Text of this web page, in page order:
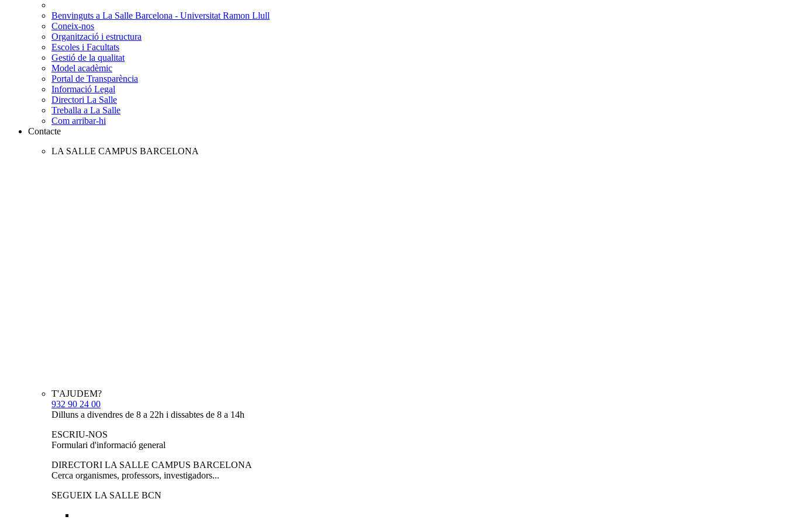
Benvinguts a La Salle Barcelona - Universitat Ramon Llull
Coneix-nos
Organització i estructura
Escoles i Facultats
Gestió de la qualitat
Model acadèmic
Portal de Transparència
Informació Legal
Directori La Salle
Treballa a La Salle
Com arribar-hi
Contacte
LA SALLE CAMPUS BARCELONA
T'AJUDEM?
932 90 24 00
Dilluns a divendres de 8 a 22h i dissabtes de 8 a 14h
ESCRIU-NOS
Formulari d'informació general
DIRECTORI LA SALLE CAMPUS BARCELONA
Cerca organismes, professors, investigadors...
SEGUEIX LA SALLE BCN